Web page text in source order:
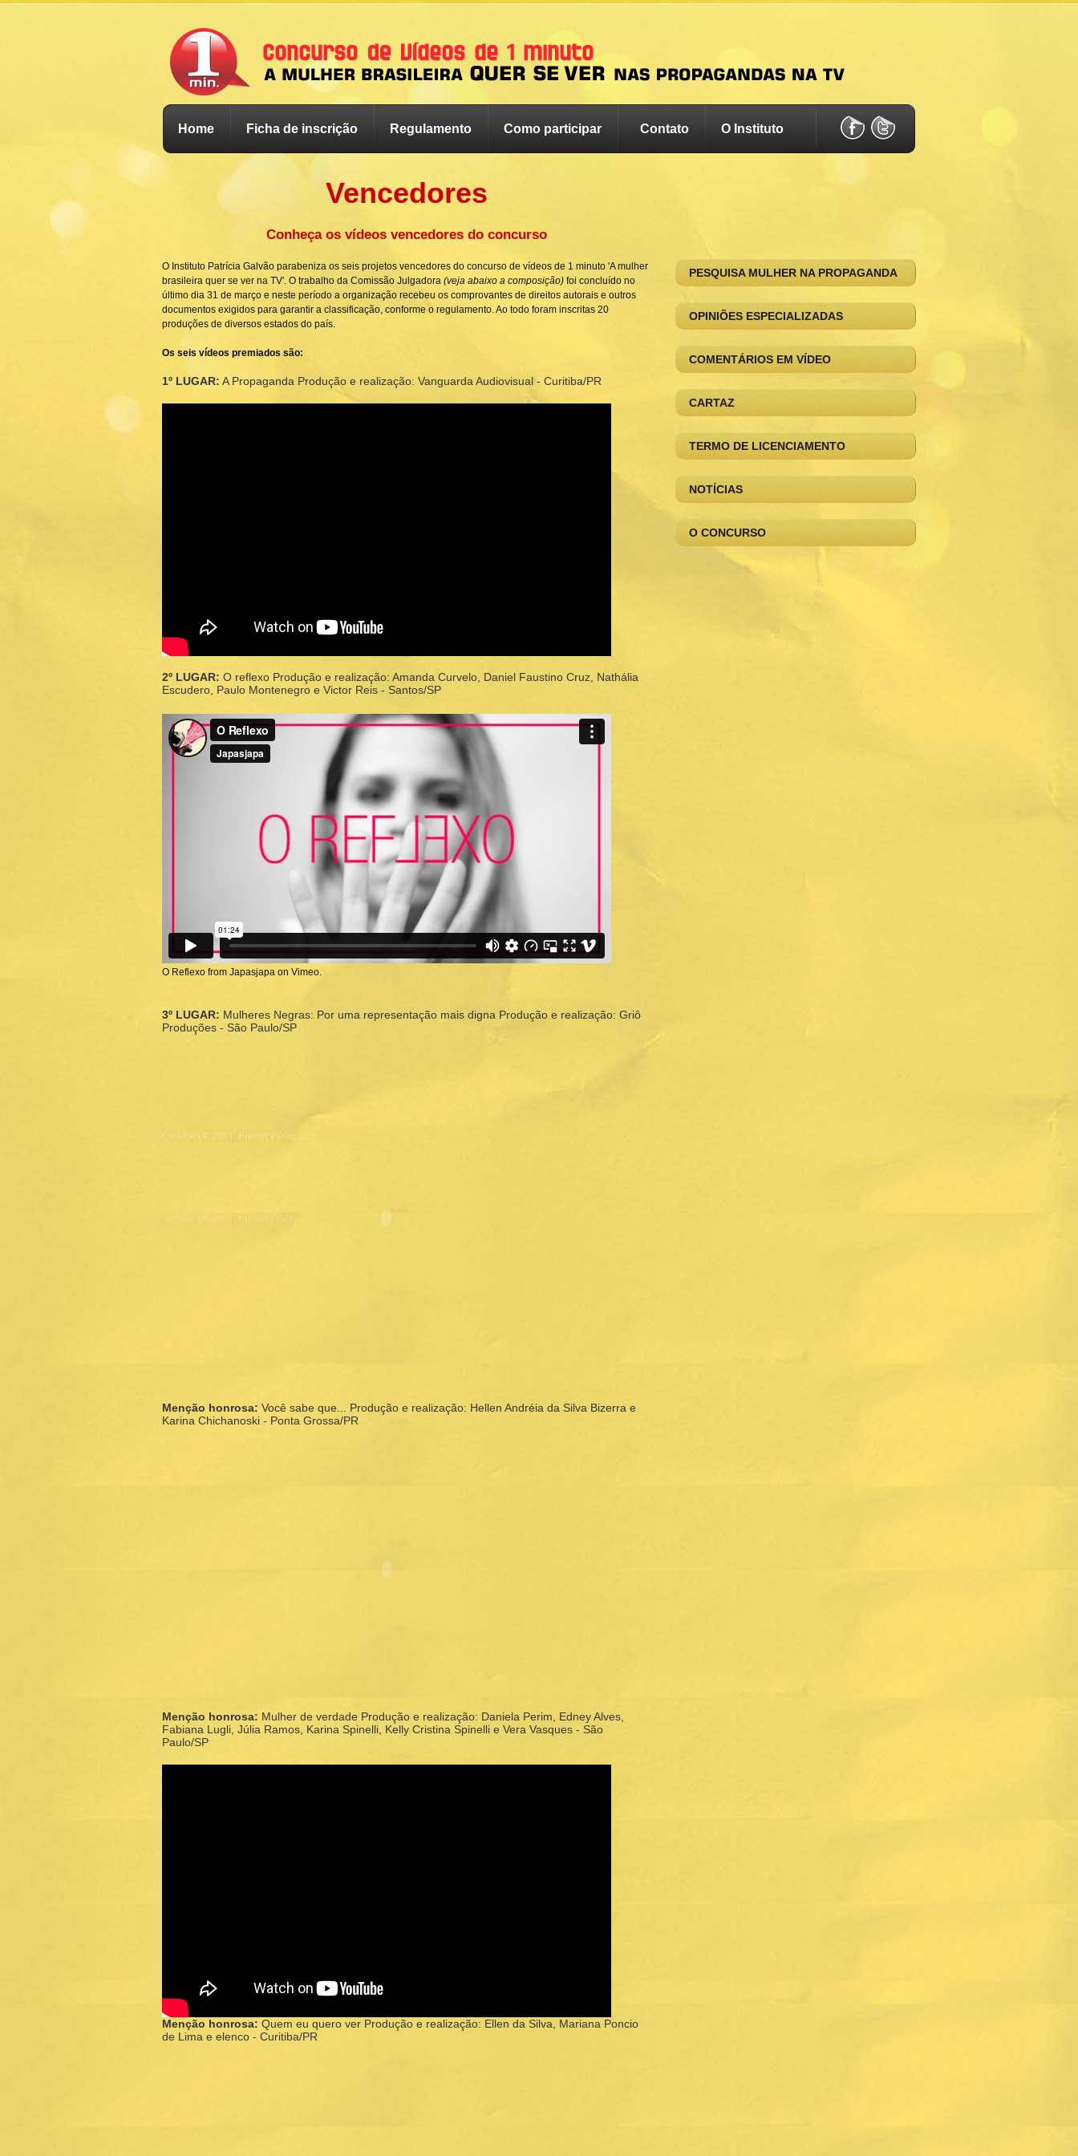
Home Ficha de inscrição Regulamento Como participar Contato O Instituto
Vencedores
Conheça os vídeos vencedores do concurso
O Instituto Patrícia Galvão parabeniza os seis projetos vencedores do concurso de vídeos de 1 minuto 'A mulher
brasileira quer se ver na TV'. O trabalho da Comissão Julgadora (veja abaixo a composição) foi concluído no
último dia 31 de março e neste período a organização recebeu os comprovantes de direitos autorais e outros
documentos exigidos para garantir a classificação, conforme o regulamento. Ao todo foram inscritas 20
produções de diversos estados do país.
Os seis vídeos premiados são:
1º LUGAR: A Propaganda Produção e realização: Vanguarda Audiovisual - Curitiba/PR
2º LUGAR: O reflexo Produção e realização: Amanda Curvelo, Daniel Faustino Cruz, Nathália
Escudero, Paulo Montenegro e Victor Reis - Santos/SP
O Reflexo from Japasjapa on Vimeo.
3º LUGAR: Mulheres Negras: Por uma representação mais digna Produção e realização: Griô
Produções - São Paulo/SP
Menção honrosa: Você sabe que... Produção e realização: Hellen Andréia da Silva Bizerra e
Karina Chichanoski - Ponta Grossa/PR
Menção honrosa: Mulher de verdade Produção e realização: Daniela Perim, Edney Alves,
Fabiana Lugli, Júlia Ramos, Karina Spinelli, Kelly Cristina Spinelli e Vera Vasques - São
Paulo/SP
Menção honrosa: Quem eu quero ver Produção e realização: Ellen da Silva, Mariana Poncio
de Lima e elenco - Curitiba/PR
PESQUISA MULHER NA PROPAGANDA
OPINIÕES ESPECIALIZADAS
COMENTÁRIOS EM VÍDEO
CARTAZ
TERMO DE LICENCIAMENTO
NOTÍCIAS
O CONCURSO